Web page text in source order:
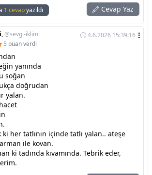
1 cevapyazıldı Cevap Yaz
@sevgi-iklimi
4.6.2026 15:39:16
5 puan verdi
yanında
soğan
doğrudan
yalan.
ki her tatlının içinde tatlı yalan.. ateşe
ile kovan.
ki tadında kıvamında. Tebrik eder,